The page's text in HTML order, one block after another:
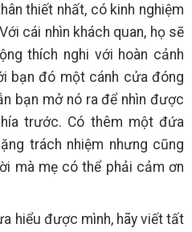
thiết nhất, có kinh nghiệm
cái nhìn khách quan, họ sẽ
thích nghi với hoàn cảnh
bạn đó một cánh cửa đóng
bạn mở nó ra để nhìn được
trước. Có thêm một đứa
trách nhiệm nhưng cũng
mà mẹ có thể phải cảm ơn
hiểu được mình, hãy viết tất